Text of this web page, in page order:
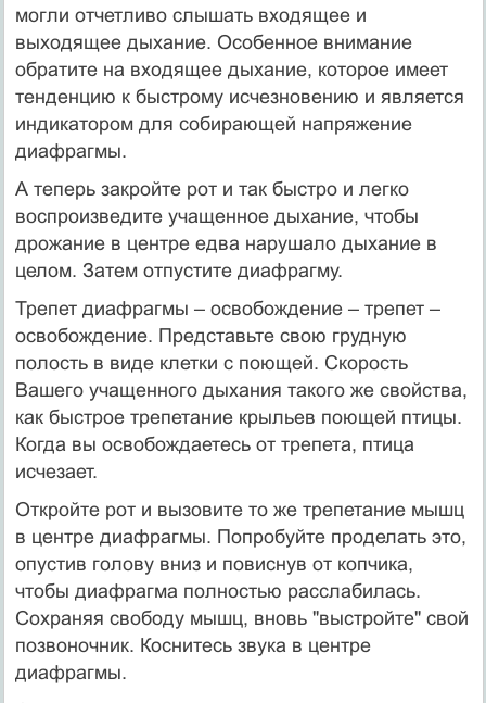
могли отчетливо слышать входящее и
выходящее дыхание. Особенное внимание
обратите на входящее дыхание, которое имеет
тенденцию к быстрому исчезновению и является
индикатором для собирающей напряжение
диафрагмы.
А теперь закройте рот и так быстро и легко
воспроизведите учащенное дыхание, чтобы
дрожание в центре едва нарушало дыхание в
целом. Затем отпустите диафрагму.
Трепет диафрагмы – освобождение – трепет –
освобождение. Представьте свою грудную
полость в виде клетки с поющей. Скорость
Вашего учащенного дыхания такого же свойства,
как быстрое трепетание крыльев поющей птицы.
Когда вы освобождаетесь от трепета, птица
исчезает.
Откройте рот и вызовите то же трепетание мышц
в центре диафрагмы. Попробуйте проделать это,
опустив голову вниз и повиснув от копчика,
чтобы диафрагма полностью расслабилась.
Сохраняя свободу мышц, вновь "выстройте" свой
позвоночник. Коснитесь звука в центре
диафрагмы.